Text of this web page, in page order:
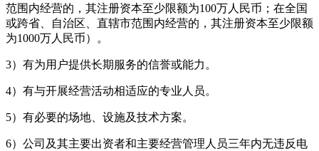
范围内经营的，其注册资本至少限额为100万人民币；在全国
或跨省、自治区、直辖市范围内经营的，其注册资本至少限额
为1000万人民币）。
3）有为用户提供长期服务的信誉或能力。
4）有与开展经营活动相适应的专业人员。
5）有必要的场地、设施及技术方案。
6）公司及其主要出资者和主要经营管理人员三年内无违反电